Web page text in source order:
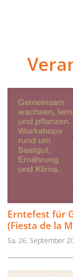
Erntefest für
(Fiesta de la
Sa, 26. September